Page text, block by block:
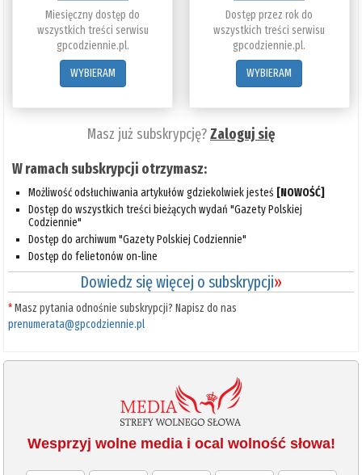
Miesięczny dostęp do
wszystkich treści serwisu
gpcodziennie.pl.
WYBIERAM
Dostęp przez rok do
wszystkich treści serwisu
gpcodziennie.pl.
WYBIERAM
Masz już subskrypcję?Zaloguj się
W ramach subskrypcji otrzymasz:
Możliwość odsłuchiwania artykułów gdziekolwiek jesteś [NOWOŚĆ]
Dostęp do wszystkich treści bieżących wydań "Gazety Polskiej
Codziennie"
Dostęp do archiwum "Gazety Polskiej Codziennie"
Dostęp do felietonów on-line
Dowiedz się więcej o subskrypcji»
*Masz pytania odnośnie subskrypcji? Napisz do nas
prenumerata@gpcodziennie.pl
Wesprzyj wolne media i ocal wolność słowa!